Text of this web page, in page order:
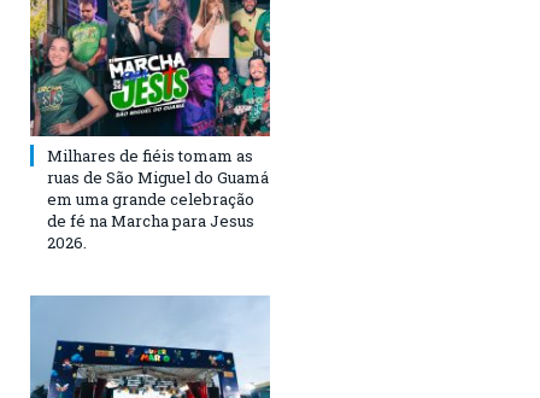
Milhares de fiéis tomam as
ruas de São Miguel do Guamá
em uma grande celebração
de fé na Marcha para Jesus
2026.